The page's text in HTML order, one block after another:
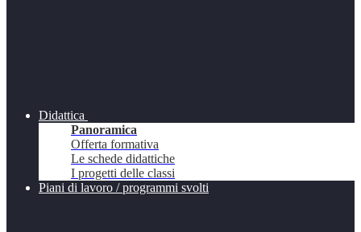
Didattica
Panoramica
Offerta formativa
Le schede didattiche
I progetti delle classi
Piani di lavoro / programmi svolti